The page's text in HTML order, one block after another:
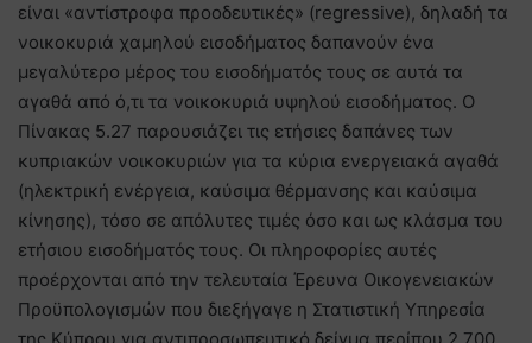
είναι «αντίστροφα προοδευτικές» (regressive), δηλαδή τα
νοικοκυριά χαμηλού εισοδήματος δαπανούν ένα
μεγαλύτερο μέρος του εισοδήματός τους σε αυτά τα
αγαθά από ό,τι τα νοικοκυριά υψηλού εισοδήματος. Ο
Πίνακας 5.27 παρουσιάζει τις ετήσιες δαπάνες των
κυπριακών νοικοκυριών για τα κύρια ενεργειακά αγαθά
(ηλεκτρική ενέργεια, καύσιμα θέρμανσης και καύσιμα
κίνησης), τόσο σε απόλυτες τιμές όσο και ως κλάσμα του
ετήσιου εισοδήματός τους. Οι πληροφορίες αυτές
προέρχονται από την τελευταία Έρευνα Οικογενειακών
Προϋπολογισμών που διεξήγαγε η Στατιστική Υπηρεσία